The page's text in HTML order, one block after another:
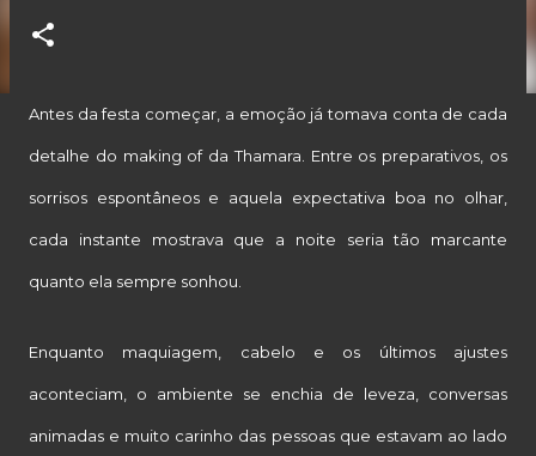
Antes da festa começar, a emoção já tomava conta de cada
detalhe do making of da Thamara. Entre os preparativos, os
sorrisos espontâneos e aquela expectativa boa no olhar,
cada instante mostrava que a noite seria tão marcante
quanto ela sempre sonhou.
Enquanto maquiagem, cabelo e os últimos ajustes
aconteciam, o ambiente se enchia de leveza, conversas
animadas e muito carinho das pessoas que estavam ao lado